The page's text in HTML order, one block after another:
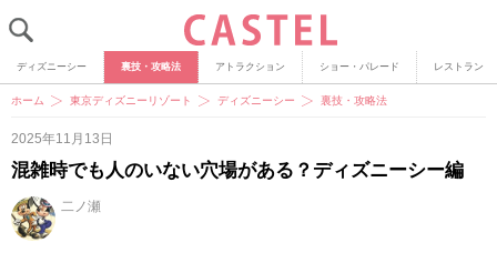
ディズニーシー 裏技・攻略法 アトラクション ショー・パレード レストラン
ホーム 東京ディズニーリゾート ディズニーシー 裏技・攻略法
2025年11月13日
混雑時でも人のいない穴場がある？ディズニーシー編
二ノ瀬